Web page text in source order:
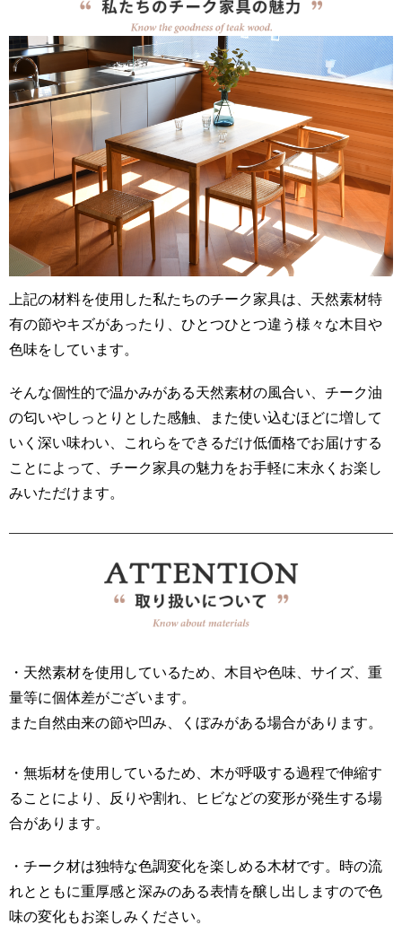
上記の材料を使用した私たちのチーク家具は、天然素材特
有の節やキズがあったり、ひとつひとつ違う様々な木目や
色味をしています。
そんな個性的で温かみがある天然素材の風合い、チーク油
の匂いやしっとりとした感触、また使い込むほどに増して
いく深い味わい、これらをできるだけ低価格でお届けする
ことによって、チーク家具の魅力をお手軽に末永くお楽し
みいただけます。
・天然素材を使用しているため、木目や色味、サイズ、重
量等に個体差がございます。
また自然由来の節や凹み、くぼみがある場合があります。
・無垢材を使用しているため、木が呼吸する過程で伸縮す
ることにより、反りや割れ、ヒビなどの変形が発生する場
合があります。
・チーク材は独特な色調変化を楽しめる木材です。時の流
れとともに重厚感と深みのある表情を醸し出しますので色
味の変化もお楽しみください。